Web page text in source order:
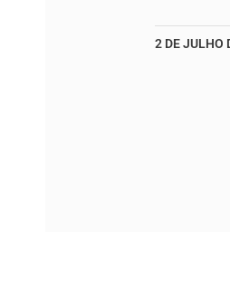
2 DE JULHO